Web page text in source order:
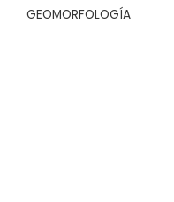
GEOMORFOLOGÍA